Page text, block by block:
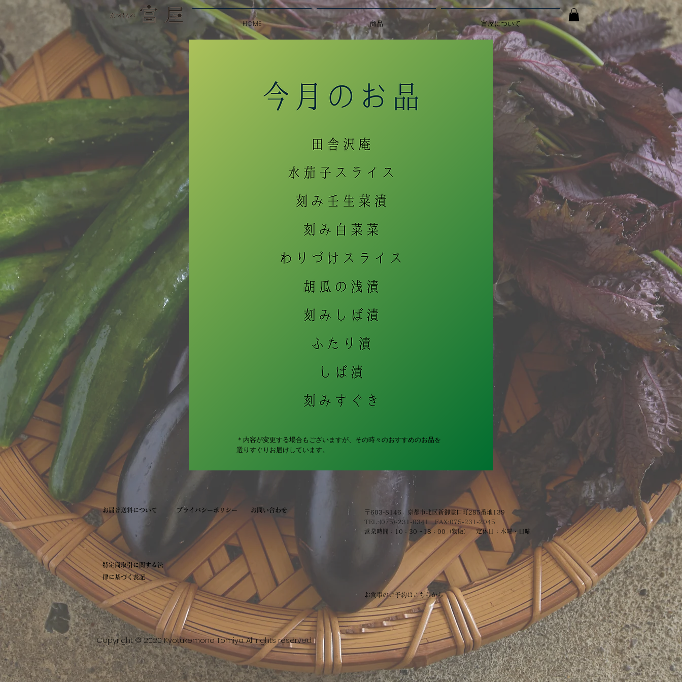
HOME 商品 富屋について
＊内容が変更する場合もございますが、その時々のおすすめの​お品を
選りすぐりお届けしています。
​お届け送料について プライバシーポリシー お問い合わせ
〒603-8146 京都市北区新御霊口町285番地139
TEL:(075)-231-0341 FAX:075-231-2045
営業時間：10：30～18：00​（物販） 定休日：木曜・日曜
​特定商取引に関する法
律に基づく表記
​お食事のご予約はこちらから
Copyright © 2020 Kyotukemono Tomiya. All rights reserved.